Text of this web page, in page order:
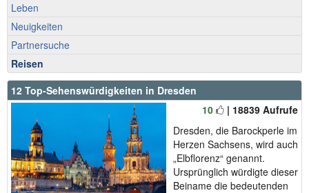
Leben
Neuigkeiten
Partnersuche
Reisen
12 Top-Sehenswürdigkeiten in Dresden
10
| 18839 Aufrufe
Dresden, die Barockperle im
Herzen Sachsens, wird auch
„Elbflorenz“ genannt.
Ursprünglich würdigte dieser
Beiname die bedeutenden